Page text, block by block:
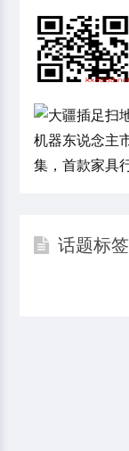
话题标签